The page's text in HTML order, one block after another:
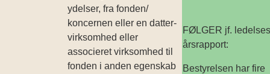
ydelser, fra fonden/
koncernen eller en datter­
virksomhed eller
associeret virksomhed til
fonden i anden egenskab
FØLGER jf.
årsrapport:
Bestyrelsen har fire